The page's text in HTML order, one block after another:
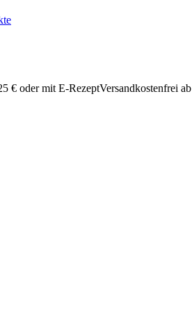
€ oder mit E-RezeptVersandkostenfrei